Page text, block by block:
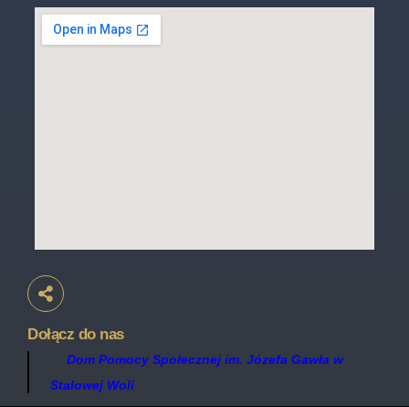
Dołącz do nas
Dom Pomocy Społecznej im. Józefa Gawła w
Stalowej Woli